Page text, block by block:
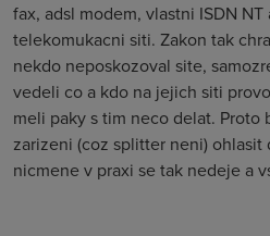
fax, adsl modem, vlastni ISDN
telekomukacni siti. Zakon tak
nekdo neposkozoval site,
vedeli co a kdo na jejich siti
meli paky s tim neco delat. Proto
zarizeni (coz splitter neni) ohlasit
nicmene v praxi se tak nedeje a